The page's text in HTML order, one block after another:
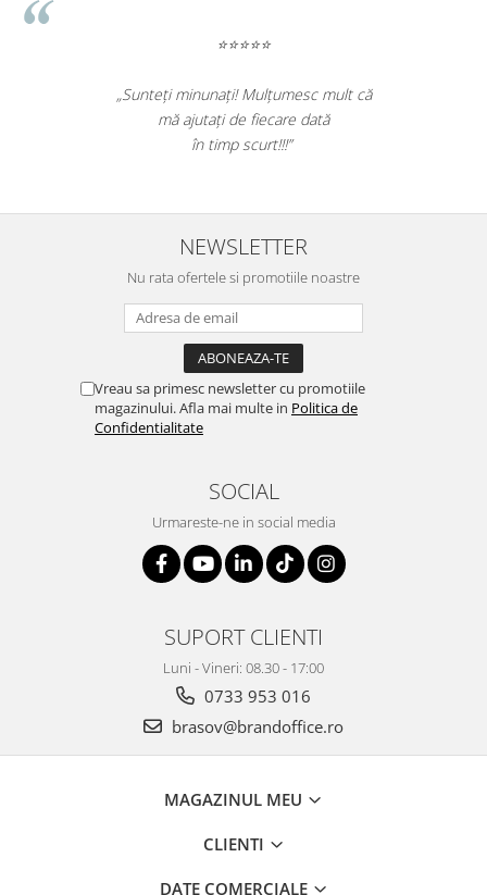
⭐⭐⭐⭐⭐
„Sunteți minunați! Mulțumesc mult că
mă ajutați de fiecare dată
în timp scurt!!!”
NEWSLETTER
Nu rata ofertele si promotiile noastre
Vreau sa primesc newsletter cu promotiile
magazinului. Afla mai multe in Politica de
Confidentialitate
SOCIAL
Urmareste-ne in social media
SUPORT CLIENTI
Luni - Vineri: 08.30 - 17:00
0733 953 016
brasov@brandoffice.ro
MAGAZINUL MEU
CLIENTI
DATE COMERCIALE